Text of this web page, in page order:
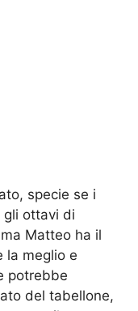
specie se i
gli ottavi di
Matteo ha il
la meglio e
potrebbe
del tabellone,